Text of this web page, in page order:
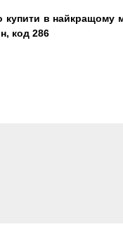
купити в найкращому
код 286